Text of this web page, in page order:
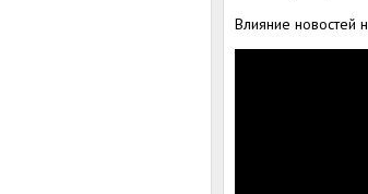
Влияние новостей